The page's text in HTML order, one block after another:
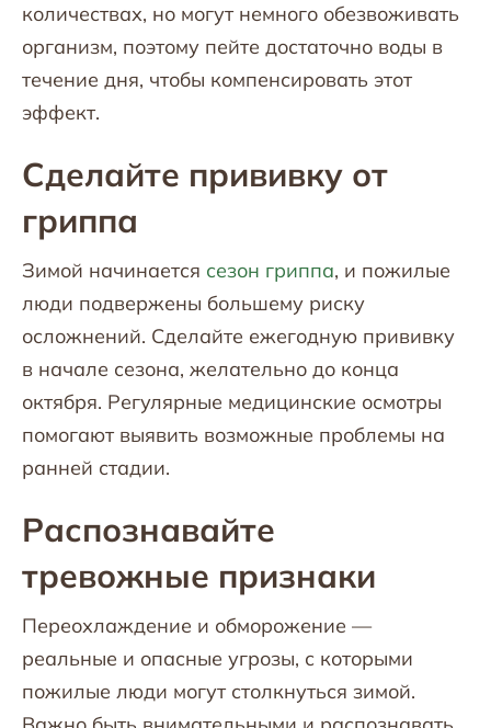
количествах, но могут немного обезвоживать
организм, поэтому пейте достаточно воды в
течение дня, чтобы компенсировать этот
эффект.
Сделайте прививку от
гриппа
Зимой начинается сезон гриппа, и пожилые
люди подвержены большему риску
осложнений. Сделайте ежегодную прививку
в начале сезона, желательно до конца
октября. Регулярные медицинские осмотры
помогают выявить возможные проблемы на
ранней стадии.
Распознавайте
тревожные признаки
Переохлаждение и обморожение —
реальные и опасные угрозы, с которыми
пожилые люди могут столкнуться зимой.